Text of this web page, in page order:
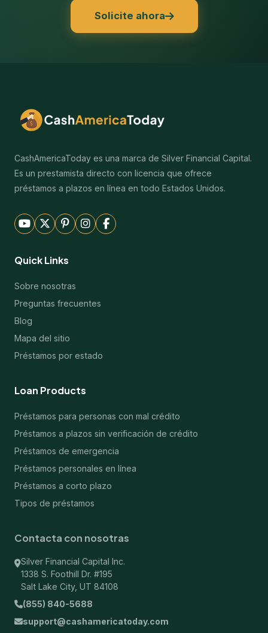
Solicite ahora
CashAmericaToday es una marca de Silver Financial Capital.
Es un prestamista directo con licencia que ofrece
préstamos a plazos en línea en todo Estados Unidos.
Quick Links
Sobre nosotras
Preguntas frecuentes
Blog
Mapa del sitio
Préstamos por estado
Loan Products
Préstamos para personas con mal crédito
Préstamos a plazos sin verificación de crédito
Préstamos de emergencia
Préstamos personales en línea
Préstamos a corto plazo
Tipos de préstamos
Contacta con nosotras
Silver Financial Capital Inc.
1338 S. Foothill Dr. #195
Salt Lake City, UT 84108
(855) 840-5688
support@cashamericatoday.com